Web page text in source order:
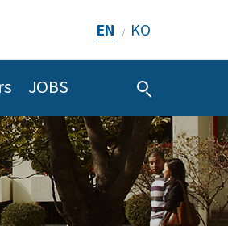
EN / KO
JOBS